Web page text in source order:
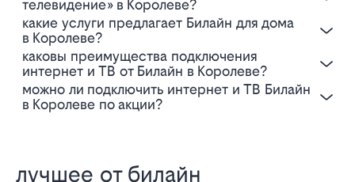
телевидение» в Королеве?
Какие услуги предлагает Билайн для дома
в Королеве?
Каковы преимущества подключения
интернет и ТВ от Билайн в Королеве?
Можно ли подключить интернет и ТВ Билайн
в Королеве по акции?
лучшее от билайн